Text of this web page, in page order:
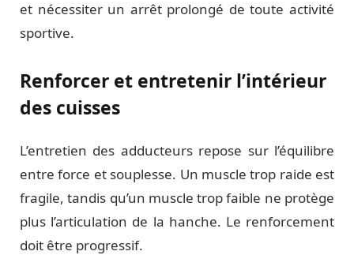
et nécessiter un arrêt prolongé de toute activité
sportive.
Renforcer et entretenir l’intérieur
des cuisses
L’entretien des adducteurs repose sur l’équilibre
entre force et souplesse. Un muscle trop raide est
fragile, tandis qu’un muscle trop faible ne protège
plus l’articulation de la hanche. Le renforcement
doit être progressif.